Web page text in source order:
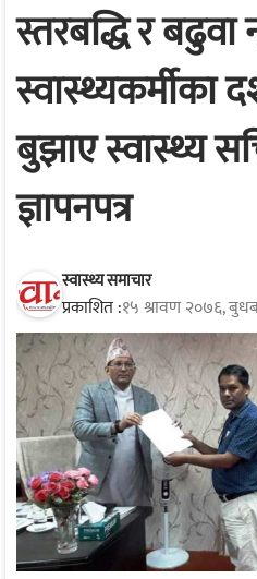
स्तरबद्धि र बढुवा
स्वास्थ्यकर्मीका
बुझाए स्वास्थ्य
ज्ञापनपत्र
स्वास्थ्य समाचार
प्रकाशित :१५ श्रावण २०७६,